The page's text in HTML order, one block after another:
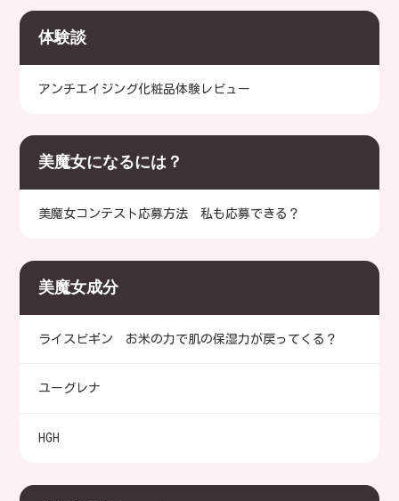
体験談
アンチエイジング化粧品体験レビュー
美魔女になるには？
美魔女コンテスト応募方法 私も応募できる？
美魔女成分
ライスビギン お米の力で肌の保湿力が戻ってくる？
ユーグレナ
HGH